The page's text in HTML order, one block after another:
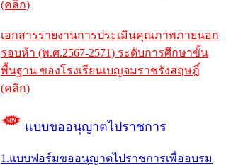
(คลิก)
เอกสารรายงานการประเมินคุณภาพภายนอก
รอบห้า (พ.ศ.2567-2571) ระดับการศึกษาขั้น
พื้นฐาน ของโรงเรียนเบญจมราชรังสฤษฎิ์
(คลิก)
แบบขออนุญาตไปราชการ
1.แบบฟอร์มขออนุญาตไปราชการเพื่ออบรม